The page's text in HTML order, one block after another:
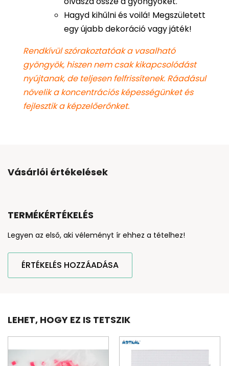
Hagyd kihűlni és voilá! Megszületett
egy újabb dekoráció vagy játék!
Rendkívül szórakoztatóak a vasalható
gyöngyök, hiszen nem csak kikapcsolódást
nyújtanak, de teljesen felfrissítenek. Ráadásul
növelik a koncentrációs képességünket és
fejlesztik a képzelőerőnket.
Vásárlói értékelések
TERMÉKÉRTÉKELÉS
Legyen az első, aki véleményt ír ehhez a tételhez!
ÉRTÉKELÉS HOZZÁADÁSA
LEHET, HOGY EZ IS TETSZIK